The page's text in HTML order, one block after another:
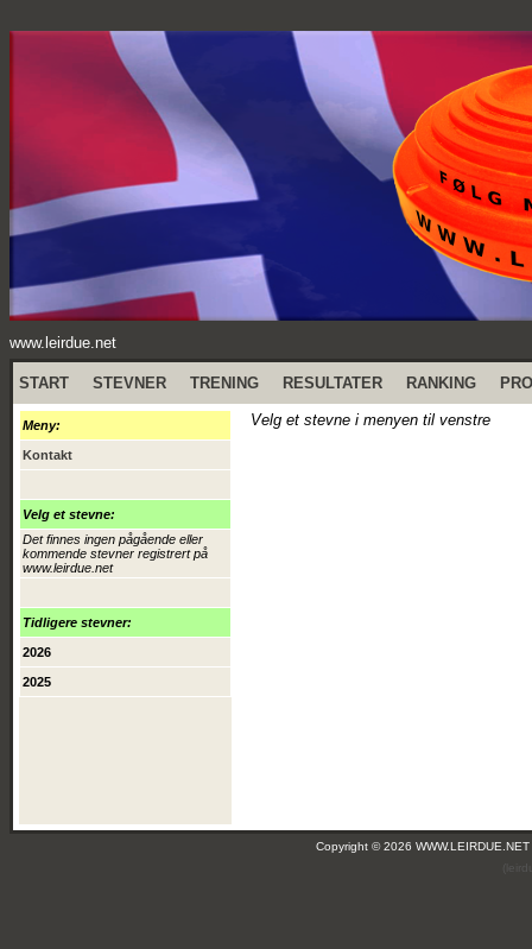
www.leirdue.net
START STEVNER TRENING RESULTATER RANKING
Meny:
Kontakt
Velg et stevne:
Det finnes ingen pågående eller
kommende stevner registrert på
www.leirdue.net
Tidligere stevner:
2026
2025
Velg et stevne i menyen til venstre
Copyright © 2026